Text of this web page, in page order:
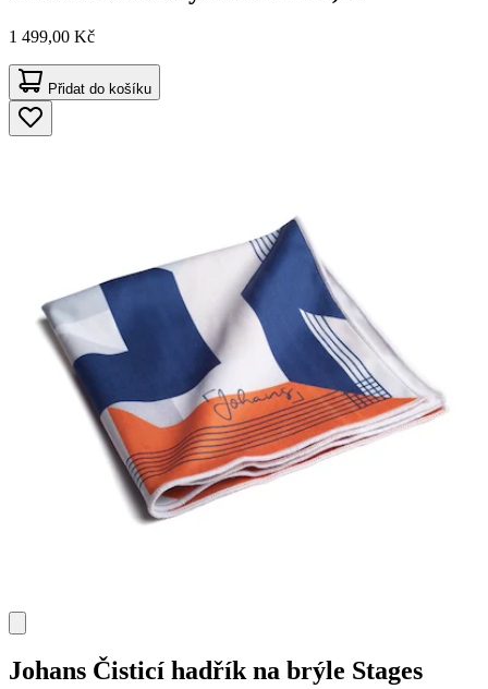
1 499,00 Kč
Přidat do košíku
Johans Čisticí hadřík na brýle Stages